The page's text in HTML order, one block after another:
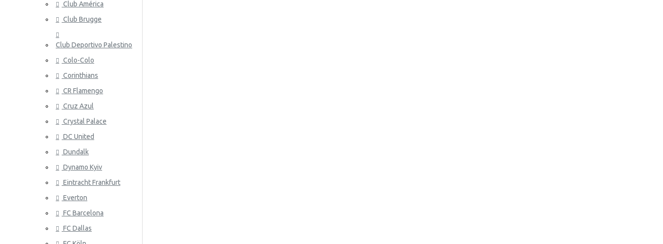
Noruega
Perú
Polonia
Portugal
Rumania
Rusia
Escocia
Senegal
Club América
Club Brugge
Club Deportivo Palestino
Colo-Colo
Corinthians
CR Flamengo
Cruz Azul
Crystal Palace
DC United
Dundalk
Dynamo Kyiv
Eintracht Frankfurt
Everton
FC Barcelona
FC Dallas